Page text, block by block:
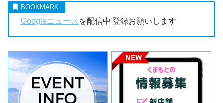
Googleニュース を配信中 登録お願いします